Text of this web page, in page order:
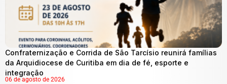
Confraternização e Corrida de São Tarcísio reunirá famílias
da Arquidiocese de Curitiba em dia de fé, esporte e
integração
06 de agosto de 2026